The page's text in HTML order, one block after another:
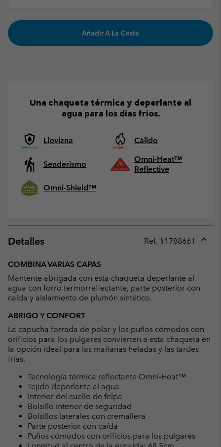
Añadir A La Cesta
Una chaqueta térmica y deperlante al
agua para los días fríos.
Llovizna Cálido
Senderismo
Omni-Heat™
Reflective
Omni-Shield™
Detalles Ref. #1788661
COMBINA VARIAS CAPAS
Mantente abrigada con esta chaqueta deperlante al
agua con forro termorreflectante, parte posterior con
caída y aislamiento de plumón sintético.
ABRIGO Y CONFORT
La capucha forrada de polar y los puños cómodos con
orificios para los pulgares convierten a esta chaqueta en
la opción ideal para las mañanas heladas y las tardes
frías.
Tecnología térmica reflectante Omni-Heat™
Tejido deperlante al agua
Interior del cuello de felpa
Bolsillo interior de seguridad
Bolsillos laterales con cremallera
Parte posterior con caída
Puños cómodos con orificios para los pulgares